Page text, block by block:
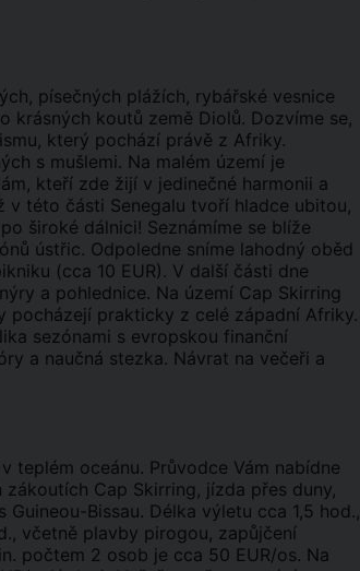
písečných plážích, rybářské vesnice
koutů země Diolů. Dozvíme se,
který pochází právě z Afriky.
s mušlemi. Na malém území je
kteří zde žijí v jedinečné harmonii a
v této části Senegalu tvoří hladce ubitou,
široké dálnici! Seznámíme se blíže
ústřic. Odpoledne sníme lahodný oběd
(cca 10 EUR). V další části dne
a pohlednice. Na území Cap Skirring
prakticky z celé západní Afriky.
sezónami s evropskou finanční
a naučná stezka. Návrat na večeři a
teplém oceánu. Průvodce Vám nabídne
Cap Skirring, jízda přes duny,
Bissau. Délka výletu cca 1,5 hod.,
včetně plavby pirogou, zapůjčení
počtem 2 osob je cca 50 EUR/os. Na